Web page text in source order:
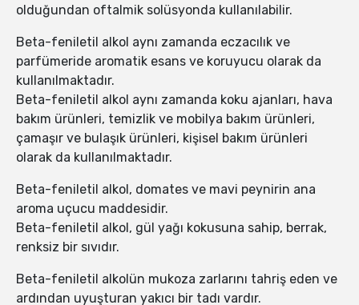
olduğundan oftalmik solüsyonda kullanılabilir.
Beta-feniletil alkol aynı zamanda eczacılık ve
parfümeride aromatik esans ve koruyucu olarak da
kullanılmaktadır.
Beta-feniletil alkol aynı zamanda koku ajanları, hava
bakım ürünleri, temizlik ve mobilya bakım ürünleri,
çamaşır ve bulaşık ürünleri, kişisel bakım ürünleri
olarak da kullanılmaktadır.
Beta-feniletil alkol, domates ve mavi peynirin ana
aroma uçucu maddesidir.
Beta-feniletil alkol, gül yağı kokusuna sahip, berrak,
renksiz bir sıvıdır.
Beta-feniletil alkolün mukoza zarlarını tahriş eden ve
ardından uyuşturan yakıcı bir tadı vardır.